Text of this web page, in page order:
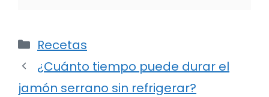
Categorías
Recetas
¿Cuánto tiempo puede durar el
jamón serrano sin refrigerar?